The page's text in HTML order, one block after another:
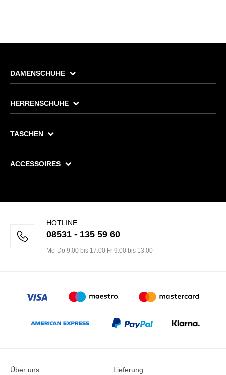
DAMENSCHUHE
HERRENSCHUHE
TASCHEN
ACCESSOIRES
HOTLINE
08531 - 135 59 60
Mo-Do 9:00 bis 17:00 Fr 9:00 bis 13:00
Über uns Lieferung